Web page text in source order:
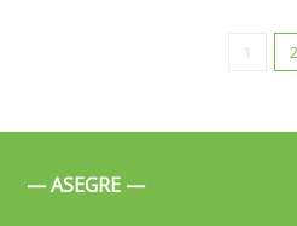
1 2
— ASEGRE —